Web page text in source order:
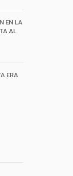
EN LA
AL
ERA